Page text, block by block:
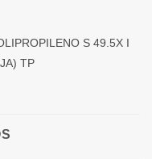
S 49.5X I
TP